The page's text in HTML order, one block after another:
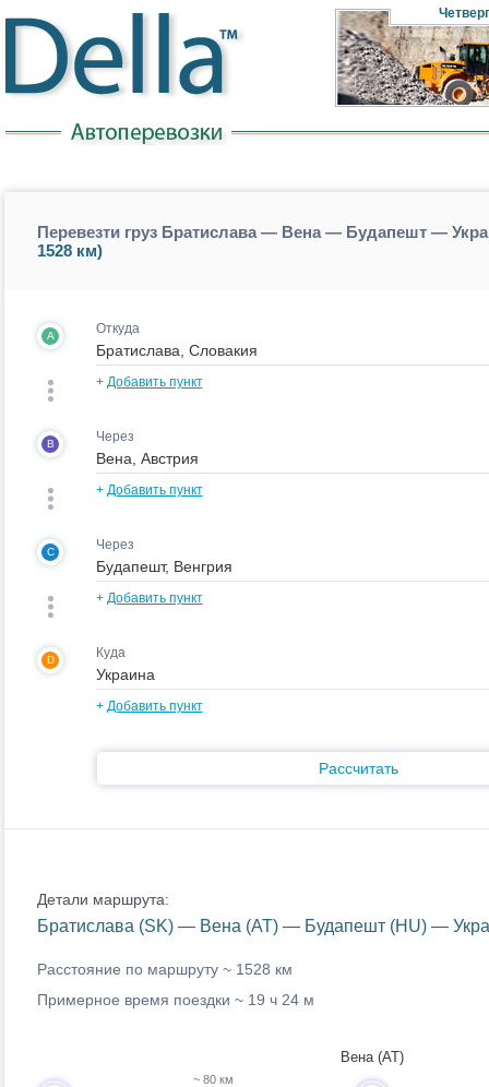
Четверг
Перевезти груз Братислава — Вена — Будапешт —
1528 км)
A Откуда
+ Добавить пункт
B Через
+ Добавить пункт
C Через
+ Добавить пункт
D Куда
+ Добавить пункт
Рассчитать
Детали маршрута:
Братислава (SK) — Вена (AT) — Будапешт (HU) —
Расстояние по маршруту ~ 1528 км
Примерное время поездки ~ 19 ч 24 м
~ 80 км
Вена (AT)